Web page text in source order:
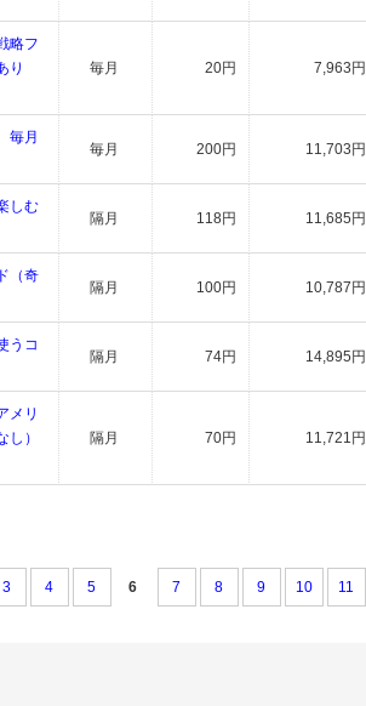
略フ
り
毎月 20円 7,963円
毎月
毎月 200円 11,703円
しむ
隔月 118円 11,685円
（奇
隔月 100円 10,787円
うコ
隔月 74円 14,895円
メリ
）
隔月 70円 11,721円
3 4 5 6 7 8 9 10 11